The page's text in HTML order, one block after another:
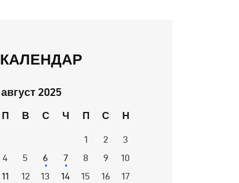
КАЛЕНДАР
август 2025
П В С Ч П С Н
1 2
3
4
5 6 7 8 9
10
11
12 13 14 15 16
17